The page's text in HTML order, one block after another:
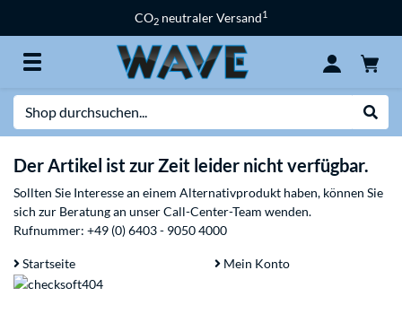
CO2 neutraler Versand1
Der Artikel ist zur Zeit leider nicht verfügbar.
Sollten Sie Interesse an einem Alternativprodukt haben, können Sie
sich zur Beratung an unser Call-Center-Team wenden.
Rufnummer: +49 (0) 6403 - 9050 4000
Startseite Mein Konto